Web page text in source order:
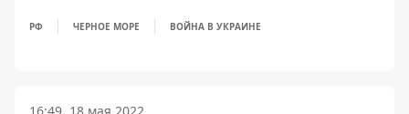
РФ ЧЕРНОЕ МОРЕ ВОЙНА В УКРАИНЕ